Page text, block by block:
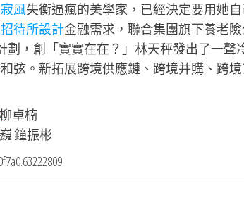
風失衡逼瘋的美學家，已經決定要用她
待所設計金融需求，聯合集團旗下養老
劃，創「實實在在？」林天秤發出了一聲
弦。新拓展跨境供應鏈、跨境并購、跨
柳卓楠
鐘振彬